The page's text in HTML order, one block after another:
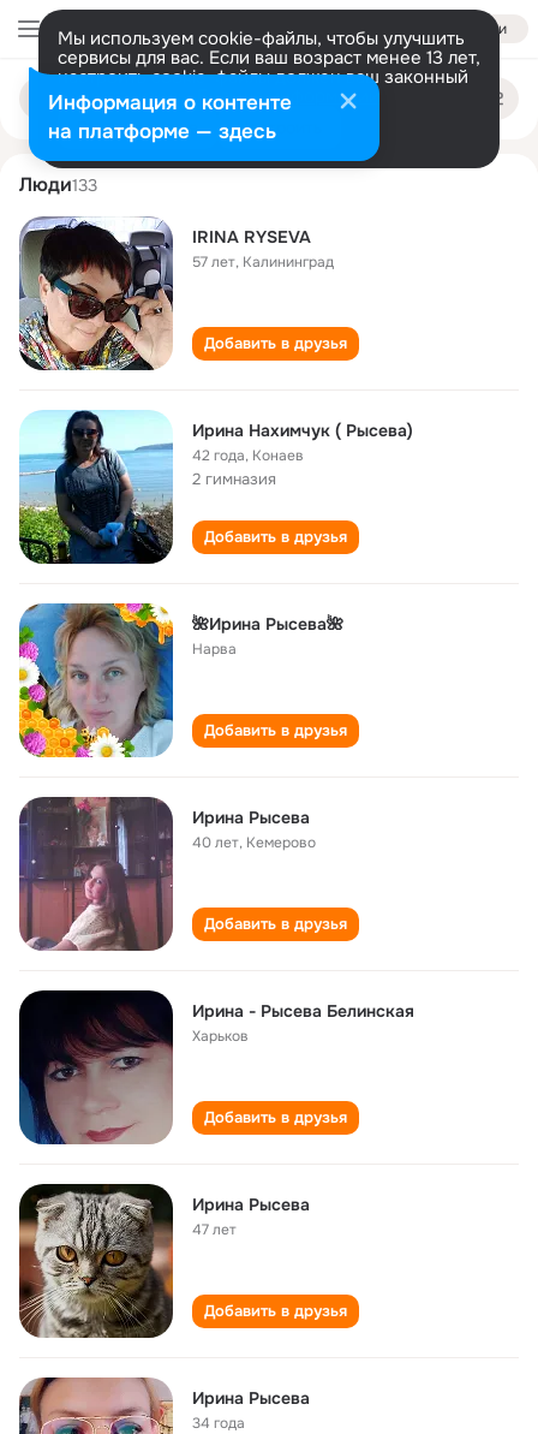
Войти
Мы используем cookie-файлы, чтобы улучшить
сервисы для вас. Если ваш возраст менее 13 лет,
настроить cookie-файлы должен ваш законный
представитель. Больше информации
Разрешить все Настроить
Поиск
людям
irina ryseva
Люди133
IRINA RYSEVA
57 лет, Калининград
Добавить в друзья
Ирина Нахимчук ( Рысева)
42 года, Конаев
2 гимназия
Добавить в друзья
🌺Ирина Рысева🌺
Нарва
Добавить в друзья
Ирина Рысева
40 лет, Кемерово
Добавить в друзья
Ирина - Рысева Белинская
Харьков
Добавить в друзья
Ирина Рысева
47 лет
Добавить в друзья
Ирина Рысева
34 года
Информация о контенте
на платформе — здесь